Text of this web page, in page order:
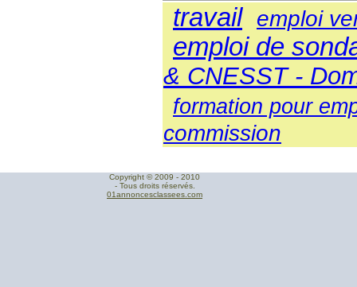
travail emploi
emploi de
& CNESST -
formation pour
commission
Copyright © 2009 - 2010
- Tous droits réservés.
01annoncesclassees.com